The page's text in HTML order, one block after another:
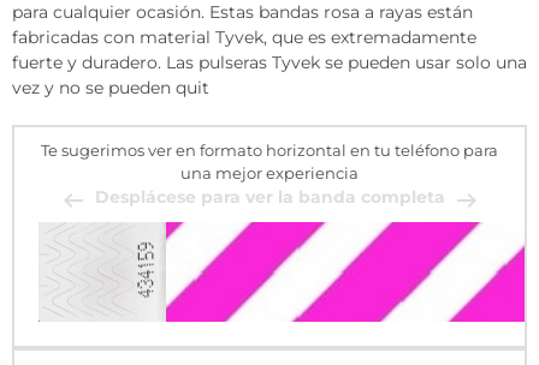
para cualquier ocasión. Estas bandas rosa a rayas están
fabricadas con material Tyvek, que es extremadamente
fuerte y duradero. Las pulseras Tyvek se pueden usar solo una
vez y no se pueden quit
Te sugerimos ver en formato horizontal en tu teléfono para
una mejor experiencia
Desplácese para ver la banda completa